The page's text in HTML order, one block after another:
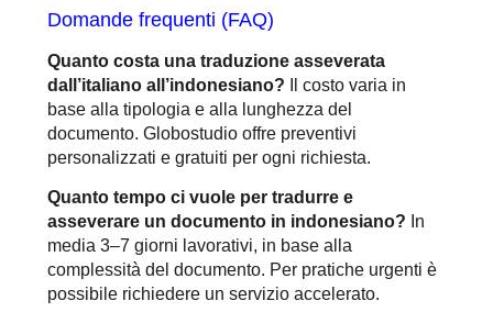
Domande frequenti (FAQ)
Quanto costa una traduzione asseverata
dall’italiano all’indonesiano? Il costo varia in
base alla tipologia e alla lunghezza del
documento. Globostudio offre preventivi
personalizzati e gratuiti per ogni richiesta.
Quanto tempo ci vuole per tradurre e
asseverare un documento in indonesiano? In
media 3–7 giorni lavorativi, in base alla
complessità del documento. Per pratiche urgenti è
possibile richiedere un servizio accelerato.